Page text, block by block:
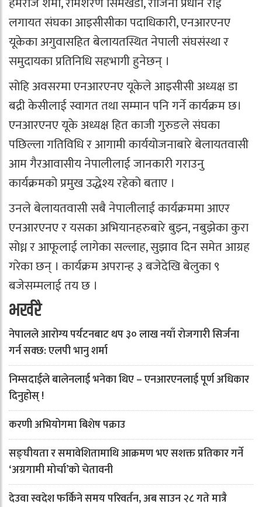
लगायत संघका आइसीसीका पदाधिकारी, एनआरएनए
यूकेका अगुवासहित बेलायतस्थित नेपाली संघसंस्था र
समुदायका प्रतिनिधि सहभागी हुनेछन् ।
सोहि अवसरमा एनआरएनए यूकेले आइसीसी अध्यक्ष डा
बद्री केसीलाई स्वागत तथा सम्मान पनि गर्ने कार्यक्रम छ।
एनआरएनए यूके अध्यक्ष हित काजी गुरुङले संघका
पछिल्ला गतिविधि र आगामी कार्ययोजनाबारे बेलायतवासी
आम गैरआवासीय नेपालीलाई जानकारी गराउनु
कार्यक्रमको प्रमुख उद्धेश्य रहेको बताए ।
उनले बेलायतवासी सबै नेपालीलाई कार्यक्रममा आएर
एनआरएनए र यसका अभियानहरुबारे बुझ्न, नबुझेका कुरा
सोध्न र आफूलाई लागेका सल्लाह, सुझाव दिन समेत आग्रह
गरेका छन् । कार्यक्रम अपरान्ह ३ बजेदेखि बेलुका ९
बजेसम्मलाई तय छ ।
भर्खरै
नेपालले आरोग्य पर्यटनबाट थप ३० लाख नयाँ रोजगारी सिर्जना
गर्न सक्छ: एलपी भानु शर्मा
निम्सदाईले बालेनलाई भनेका थिए – एनआरएनलाई पूर्ण अधिकार
दिनुहोस् !
करणी अभियोगमा बिशेष पक्राउ
सङ्घीयता र समावेशितामाथि आक्रमण भए सशक्त प्रतिकार गर्ने
‘अग्रगामी मोर्चा’को चेतावनी
देउवा स्वदेश फर्किने समय परिवर्तन, अब साउन २८ गते मात्रै